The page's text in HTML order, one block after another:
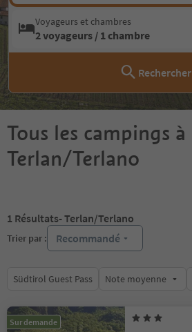
Voyageurs et chambres
2 voyageurs / 1 chambre
Rechercher
Tous les campings à
Terlan/Terlano
1 Résultats- Terlan/Terlano
Trier par : Recommandé
Südtirol Guest Pass Note moyenne
Sur demande